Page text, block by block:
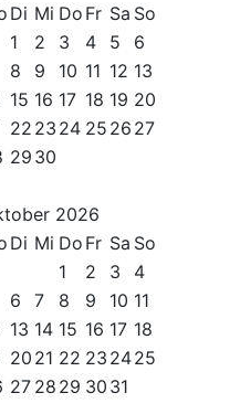
Di Mi Do Fr Sa So
1
2 3 4 5
6
8 9 10 11 12 13
15 16 17 18 19 20
22 23 24 25 26 27
29 30
2026
Di Mi Do Fr Sa So
1
2 3
4
6 7 8 9 10 11
13 14 15 16 17 18
20 21 22 23 2425
27 28 29 30 31